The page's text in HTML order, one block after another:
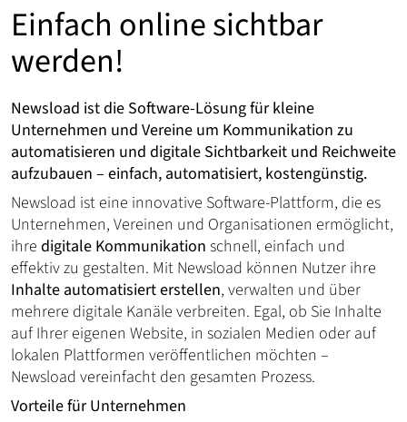
Einfach online sichtbar
werden!
Newsload ist die Software-Lösung für kleine
Unternehmen und Vereine um Kommunikation zu
automatisieren und digitale Sichtbarkeit und Reichweite
aufzubauen – einfach, automatisiert, kostengünstig.
Newsload ist eine innovative Software-Plattform, die es
Unternehmen, Vereinen und Organisationen ermöglicht,
ihre digitale Kommunikation schnell, einfach und
effektiv zu gestalten. Mit Newsload können Nutzer ihre
Inhalte automatisiert erstellen, verwalten und über
mehrere digitale Kanäle verbreiten. Egal, ob Sie Inhalte
auf Ihrer eigenen Website, in sozialen Medien oder auf
lokalen Plattformen veröffentlichen möchten –
Newsload vereinfacht den gesamten Prozess.
Vorteile für Unternehmen